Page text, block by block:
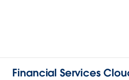
Financial Services